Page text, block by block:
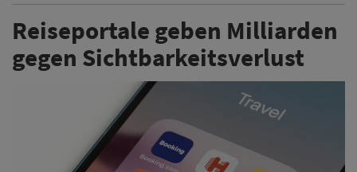
Reiseportale geben Milliarden
gegen Sichtbarkeitsverlust